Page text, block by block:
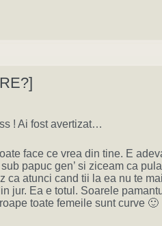
! Ai fost avertizat…
face ce vrea din tine. E
papuc gen’ si ziceam ca
ca atunci cand tii la ea nu te mai
jur. Ea e totul. Soarele
toate femeile sunt curve 🙂